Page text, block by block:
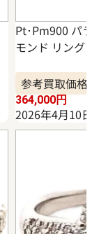
Pt･Pm900 パラ
モンド リング
参考買取価格
364,000円
2026年4月10日